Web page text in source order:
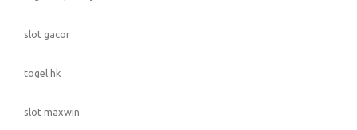
slot gacor
togel hk
slot maxwin